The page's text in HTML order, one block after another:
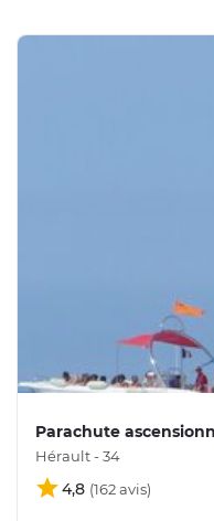
Parachute
Hérault - 34
4,8